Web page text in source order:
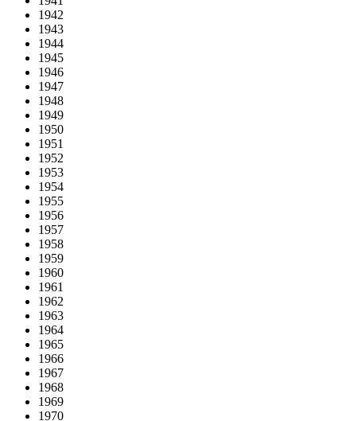
1942
1943
1944
1945
1946
1947
1948
1949
1950
1951
1952
1953
1954
1955
1956
1957
1958
1959
1960
1961
1962
1963
1964
1965
1966
1967
1968
1969
1970